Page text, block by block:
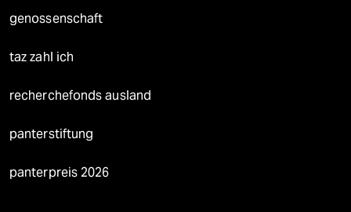
genossenschaft
taz zahl ich
recherchefonds ausland
panterstiftung
panterpreis 2026